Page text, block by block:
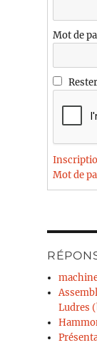
Mot de
Mot de
Ludres